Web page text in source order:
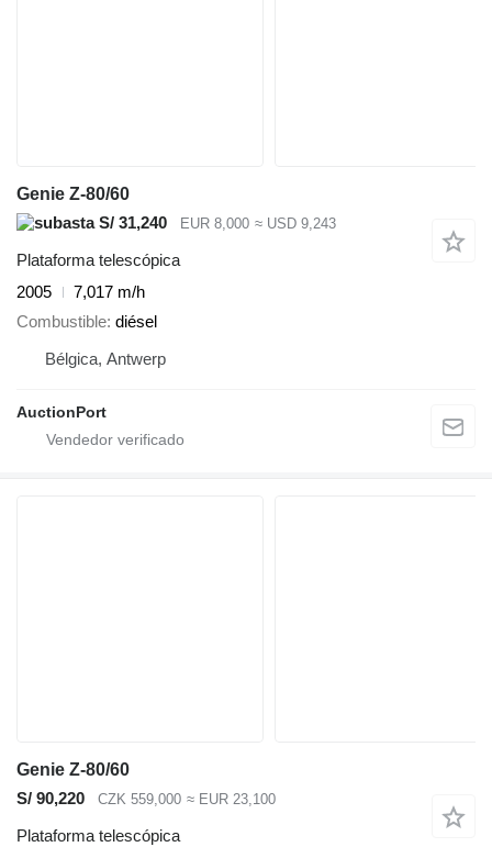
Genie Z-80/60
S/ 31,240
EUR 8,000 ≈ USD 9,243
Plataforma telescópica
2005
7,017 m/h
Combustible diésel
Bélgica, Antwerp
AuctionPort
Genie Z-80/60
S/ 90,220
CZK 559,000 ≈ EUR 23,100
Plataforma telescópica